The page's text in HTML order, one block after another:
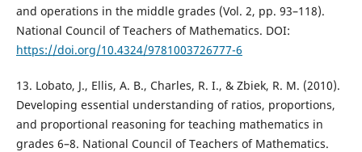
and operations in the middle grades (Vol. 2, pp. 93–118).
National Council of Teachers of Mathematics. DOI:
https://doi.org/10.4324/9781003726777-6
13. Lobato, J., Ellis, A. B., Charles, R. I., & Zbiek, R. M. (2010).
Developing essential understanding of ratios, proportions,
and proportional reasoning for teaching mathematics in
grades 6–8. National Council of Teachers of Mathematics.